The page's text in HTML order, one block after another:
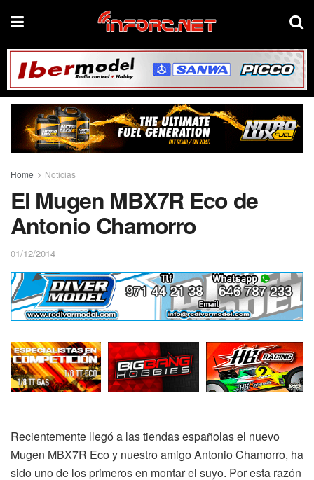
Home Noticias
El Mugen MBX7R Eco de
Antonio Chamorro
01/12/2014
Recientemente llegó a las tiendas españolas el nuevo
Mugen MBX7R Eco y nuestro amigo Antonio Chamorro, ha
sido uno de los primeros en montar el suyo. Por esta razón